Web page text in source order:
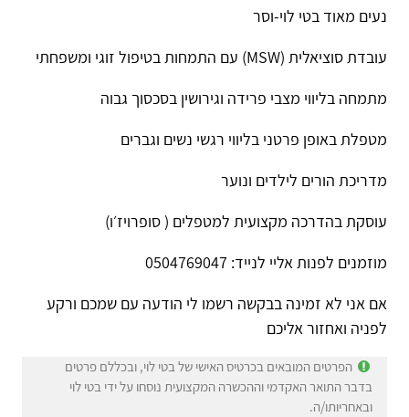
נעים מאוד בטי לוי-וסר
עובדת סוציאלית (MSW) עם התמחות בטיפול זוגי ומשפחתי
מתמחה בליווי מצבי פרידה וגירושין בסכסוך גבוה
מטפלת באופן פרטני בליווי רגשי נשים וגברים
מדריכת הורים לילדים ונוער
עוסקת בהדרכה מקצועית למטפלים ( סופרויז׳ו)
מוזמנים לפנות אליי לנייד: 0504769047
אם אני לא זמינה בבקשה רשמו לי הודעה עם שמכם ורקע
לפניה ואחזור אליכם
הפרטים המובאים בכרטיס האישי של בטי לוי, ובכללם פרטים
בדבר התואר האקדמי וההכשרה המקצועית נוסחו על ידי בטי לוי
ובאחריותו/ה.